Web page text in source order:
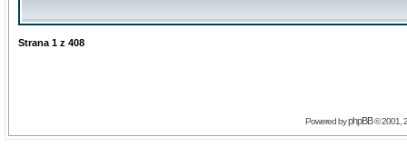
Strana 1 z 408
Powered byphpBB© 2001,